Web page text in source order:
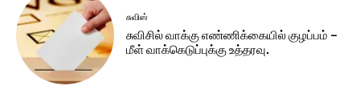
சுவிஸ்
சுவிசில் வாக்கு எண்ணிக்கையில் குழப்பம் –
மீள் வாக்கெடுப்புக்கு உத்தரவு.